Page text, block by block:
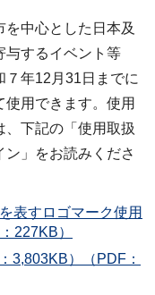
を中心とした日本及
与するイベント等
７年12月31日までに
用できます。使用
、下記の「使用取扱
」をお読みくださ
表すロゴマーク使用
227KB）
3,803KB）（PDF：